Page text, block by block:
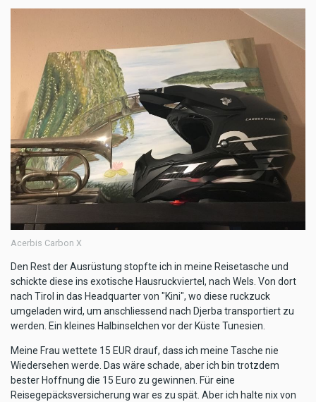
Acerbis Carbon X
Den Rest der Ausrüstung stopfte ich in meine Reisetasche und
schickte diese ins exotische Hausruckviertel, nach Wels. Von dort
nach Tirol in das Headquarter von "Kini", wo diese ruckzuck
umgeladen wird, um anschliessend nach Djerba transportiert zu
werden. Ein kleines Halbinselchen vor der Küste Tunesien.
Meine Frau wettete 15 EUR drauf, dass ich meine Tasche nie
Wiedersehen werde. Das wäre schade, aber ich bin trotzdem
bester Hoffnung die 15 Euro zu gewinnen. Für eine
Reisegepäcksversicherung war es zu spät. Aber ich halte nix von